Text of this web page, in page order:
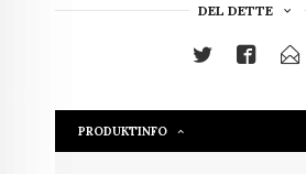
DEL DETTE
PRODUKTINFO